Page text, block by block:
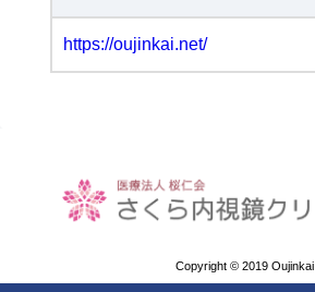
https://oujinkai.net/
Copyright © 2019 Oujinkai